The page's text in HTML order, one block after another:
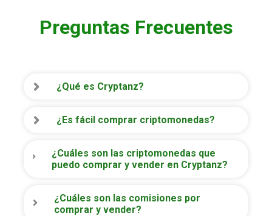
Preguntas Frecuentes
¿Qué es Cryptanz?
¿Es fácil comprar criptomonedas?
¿Cuáles son las criptomonedas que
puedo comprar y vender en Cryptanz?
¿Cuáles son las comisiones por
comprar y vender?